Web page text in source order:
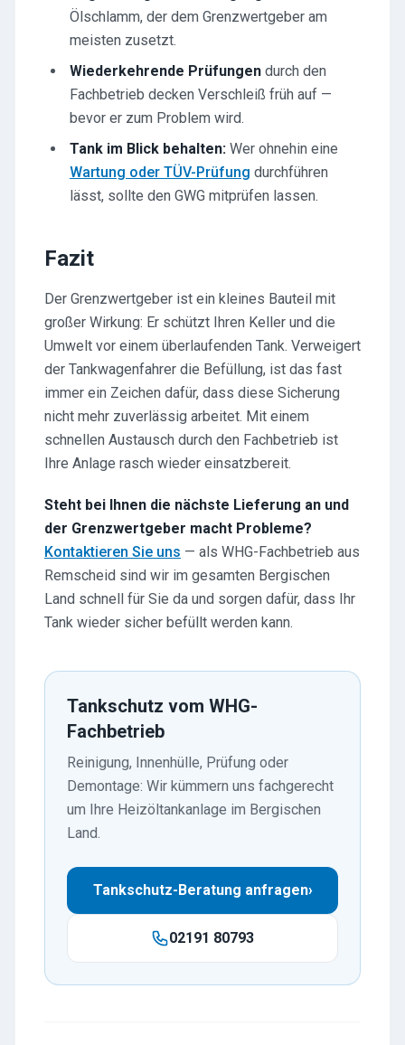
Ölschlamm, der dem Grenzwertgeber am
meisten zusetzt.
Wiederkehrende Prüfungen durch den
Fachbetrieb decken Verschleiß früh auf —
bevor er zum Problem wird.
Tank im Blick behalten: Wer ohnehin eine
Wartung oder TÜV-Prüfung durchführen
lässt, sollte den GWG mitprüfen lassen.
Fazit
Der Grenzwertgeber ist ein kleines Bauteil mit
großer Wirkung: Er schützt Ihren Keller und die
Umwelt vor einem überlaufenden Tank. Verweigert
der Tankwagenfahrer die Befüllung, ist das fast
immer ein Zeichen dafür, dass diese Sicherung
nicht mehr zuverlässig arbeitet. Mit einem
schnellen Austausch durch den Fachbetrieb ist
Ihre Anlage rasch wieder einsatzbereit.
Steht bei Ihnen die nächste Lieferung an und
der Grenzwertgeber macht Probleme?
Kontaktieren Sie uns — als WHG-Fachbetrieb aus
Remscheid sind wir im gesamten Bergischen
Land schnell für Sie da und sorgen dafür, dass Ihr
Tank wieder sicher befüllt werden kann.
Tankschutz vom WHG-
Fachbetrieb
Reinigung, Innenhülle, Prüfung oder
Demontage: Wir kümmern uns fachgerecht
um Ihre Heizöltankanlage im Bergischen
Land.
Tankschutz-Beratung anfragen›
02191 80793